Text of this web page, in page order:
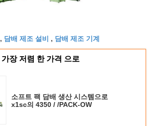
, 담배 제조 설비 , 담배 제조 기계
가장 저렴 한 가격 으로
소프트 팩 담배 생산 시스템으로
x1sc의 4350 / /PACK-OW